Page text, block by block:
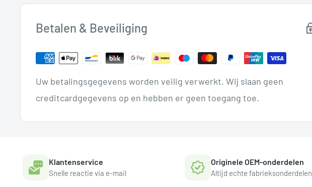
Betalen & Beveiliging
Uw betalingsgegevens worden veilig verwerkt. Wij slaan geen
creditcardgegevens op en hebben er geen toegang toe.
Klantenservice
Snelle reactie via e-mail
Originele OEM-onderdelen
Altijd echte fabrieksonderdelen